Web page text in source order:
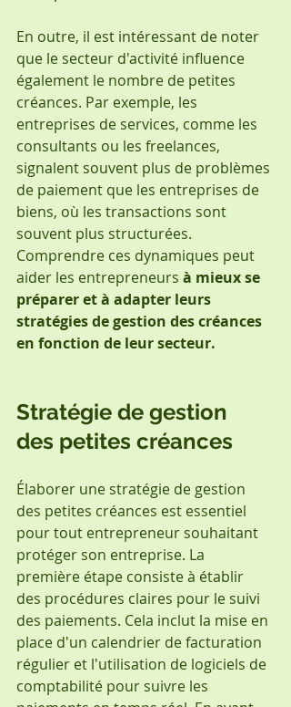
En outre, il est intéressant de noter
que le secteur d'activité influence
également le nombre de petites
créances. Par exemple, les
entreprises de services, comme les
consultants ou les freelances,
signalent souvent plus de problèmes
de paiement que les entreprises de
biens, où les transactions sont
souvent plus structurées.
Comprendre ces dynamiques peut
aider les entrepreneurs à mieux se
préparer et à adapter leurs
stratégies de gestion des créances
en fonction de leur secteur.
Stratégie de gestion
des petites créances
Élaborer une stratégie de gestion
des petites créances est essentiel
pour tout entrepreneur souhaitant
protéger son entreprise. La
première étape consiste à établir
des procédures claires pour le suivi
des paiements. Cela inclut la mise en
place d'un calendrier de facturation
régulier et l'utilisation de logiciels de
comptabilité pour suivre les